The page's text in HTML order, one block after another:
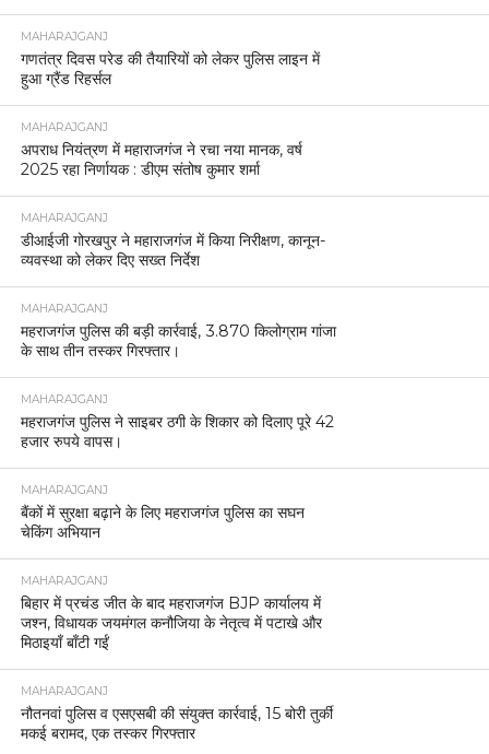
MAHARAJGANJ
गणतंत्र दिवस परेड की तैयारियों को लेकर पुलिस लाइन में
हुआ ग्रैंड रिहर्सल
MAHARAJGANJ
अपराध नियंत्रण में महाराजगंज ने रचा नया मानक, वर्ष
2025 रहा निर्णायक : डीएम संतोष कुमार शर्मा
MAHARAJGANJ
डीआईजी गोरखपुर ने महाराजगंज में किया निरीक्षण, कानून-
व्यवस्था को लेकर दिए सख्त निर्देश
MAHARAJGANJ
महराजगंज पुलिस की बड़ी कार्रवाई, 3.870 किलोग्राम गांजा
के साथ तीन तस्कर गिरफ्तार।
MAHARAJGANJ
महराजगंज पुलिस ने साइबर ठगी के शिकार को दिलाए पूरे 42
हजार रुपये वापस।
MAHARAJGANJ
बैंकों में सुरक्षा बढ़ाने के लिए महराजगंज पुलिस का सघन
चेकिंग अभियान
MAHARAJGANJ
बिहार में प्रचंड जीत के बाद महराजगंज BJP कार्यालय में
जश्न, विधायक जयमंगल कनौजिया के नेतृत्व में पटाखे और
मिठाइयाँ बाँटी गईं
MAHARAJGANJ
नौतनवां पुलिस व एसएसबी की संयुक्त कार्रवाई, 15 बोरी तुर्की
मकई बरामद, एक तस्कर गिरफ्तार